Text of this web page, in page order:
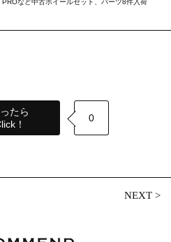
など中古ホイールセット、パーツ8件入荷
たら
！
0
NEXT>